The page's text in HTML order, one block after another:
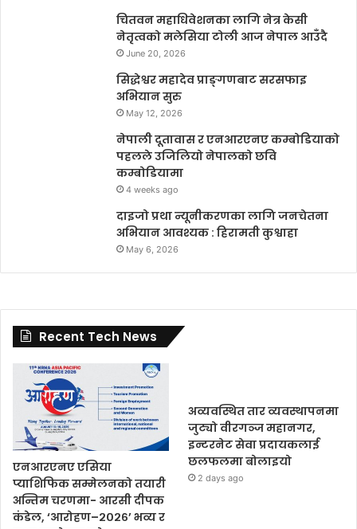
चितवन महाधिवेशनका लागि नेत्र केसी
नेतृत्वको मलेसिया टोली आज नेपाल आउँदै
June 20, 2026
सिद्धेश्वर महादेव प्राङ्गणबाट सरसफाइ
अभियान सुरु
May 12, 2026
नेपाली दूतावास र एनआरएनए कम्बोडियाको
पहलले उजिलियो नेपालको छवि
कम्बोडियामा
4 weeks ago
दाइजो प्रथा न्यूनीकरणका लागि जनचेतना
अभियान आवश्यक : हिरामती कुश्वाहा
May 6, 2026
Recent Tech News
एनआरएनए एसिया
प्याशिफिक सम्मेलनको तयारी
अन्तिम चरणमा- आरसी दीपक
कंडेल, ‘आरोहण–२०२६’ भव्य र
अव्यवस्थित तार व्यवस्थापनमा
जुट्यो वीरगञ्ज महानगर,
इन्टरनेट सेवा प्रदायकलाई
छलफलमा बोलाइयो
2 days ago